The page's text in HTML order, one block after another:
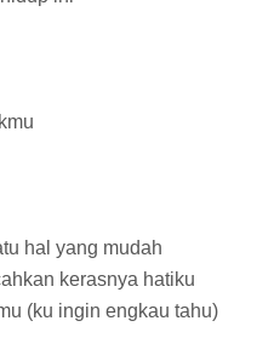
hal yang mudah
kerasnya hatiku
(ku ingin engkau tahu)